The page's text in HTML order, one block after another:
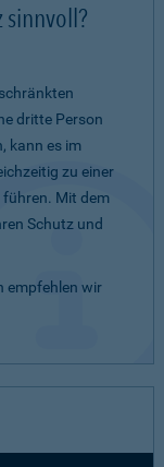
sinnvoll?
dritte Person
kann es im
zu einer
führen. Mit dem
Schutz und
empfehlen wir